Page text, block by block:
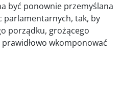
być ponownie przemyślana
parlamentarnych, tak, by
porządku, grożącego
wkomponować